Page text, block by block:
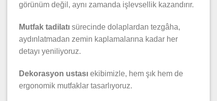
görünüm değil, aynı zamanda işlevsellik kazandırır.
Mutfak tadilatı sürecinde dolaplardan tezgâha,
aydınlatmadan zemin kaplamalarına kadar her
detayı yeniliyoruz.
Dekorasyon ustası ekibimizle, hem şık hem de
ergonomik mutfaklar tasarlıyoruz.